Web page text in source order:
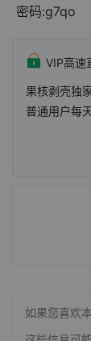
密码:g7qo
VIP高速
果核剥壳独
普通用户每
如果您喜欢本